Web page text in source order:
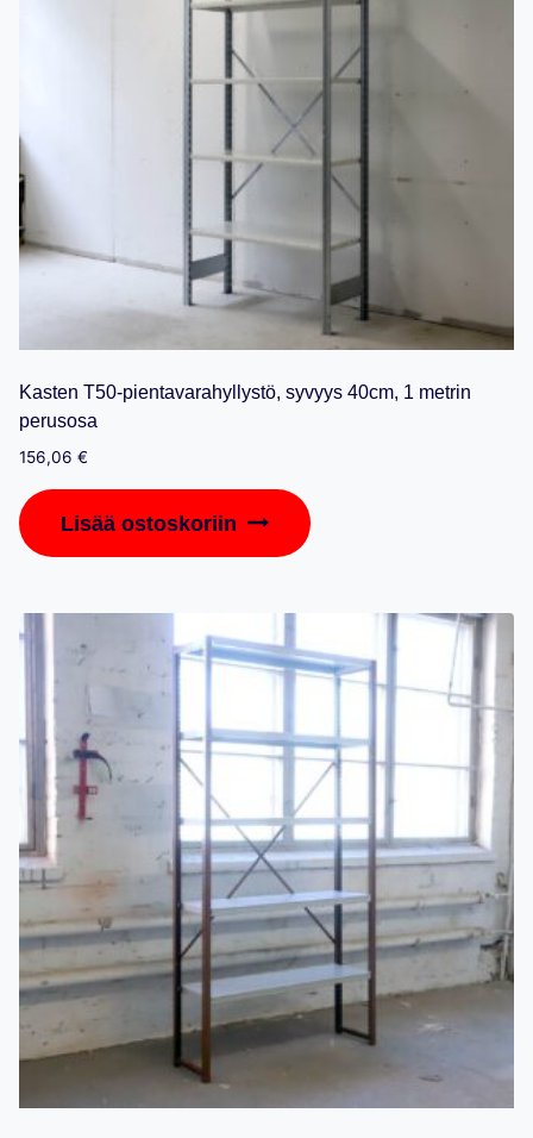
Kasten T50-pientavarahyllystö, syvyys 40cm, 1 metrin
perusosa
156,06 €
Lisää ostoskoriin